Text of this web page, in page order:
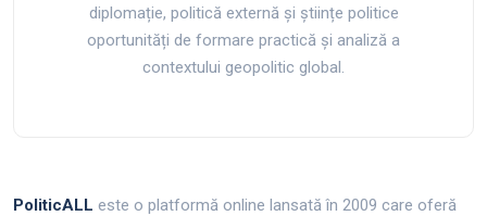
diplomație, politică externă și științe politice
oportunități de formare practică și analiză a
contextului geopolitic global.
PoliticALL este o platformă online lansată în 2009 care oferă